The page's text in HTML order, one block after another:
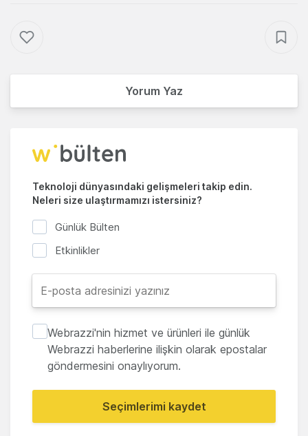
Yorum Yaz
Teknoloji dünyasındaki gelişmeleri takip edin.
Neleri size ulaştırmamızı istersiniz?
Günlük Bülten
Etkinlikler
Webrazzi'nin hizmet ve ürünleri ile günlük
Webrazzi haberlerine ilişkin olarak epostalar
göndermesini onaylıyorum.
Seçimlerimi kaydet